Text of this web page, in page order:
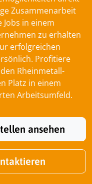
Zusammenarbeit
in einem
zu erhalten
erfolgreichen
Profitiere
Rheinmetall-
Platz in einem
Arbeitsumfeld.
ansehen